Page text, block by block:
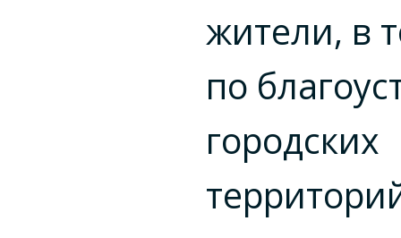
жители, в
по
городских